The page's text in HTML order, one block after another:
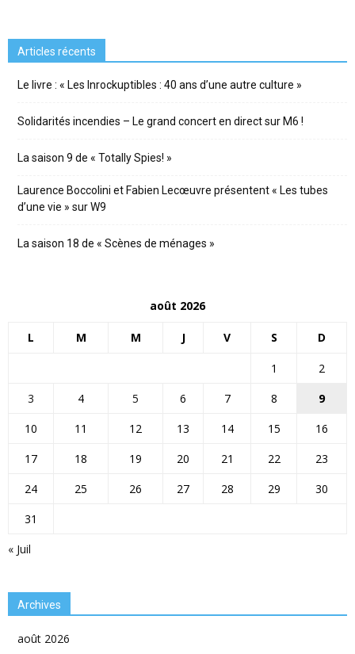
Articles récents
Le livre : « Les Inrockuptibles : 40 ans d’une autre culture »
Solidarités incendies – Le grand concert en direct sur M6 !
La saison 9 de « Totally Spies! »
Laurence Boccolini et Fabien Lecœuvre présentent « Les tubes
d’une vie » sur W9
La saison 18 de « Scènes de ménages »
août 2026
L M M J V S D
« Juil
1
2
3
4 5 6 7 8
9
10
11 12 13 14 15
16
17
18 19 20 21 22
23
24
25 26 27 28 29
30
31
Archives
août 2026